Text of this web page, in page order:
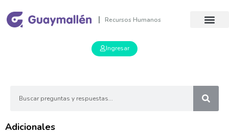
Recursos Humanos
Ingresar
Adicionales